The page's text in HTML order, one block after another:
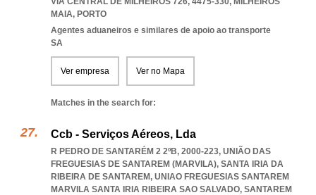
MAIA, PORTO
Agentes aduaneiros e similares de apoio ao transporte
SA
Ver empresa Ver no Mapa
Matches in the search for:
Ccb - Serviços Aéreos, Lda
R PEDRO DE SANTARÉM 2 2ºB, 2000-223, UNIÃO DAS
FREGUESIAS DE SANTAREM (MARVILA), SANTA IRIA DA
RIBEIRA DE SANTAREM, UNIAO FREGUESIAS SANTAREM
MARVILA SANTA IRIA RIBEIRA SAO SALVADO, SANTAREM